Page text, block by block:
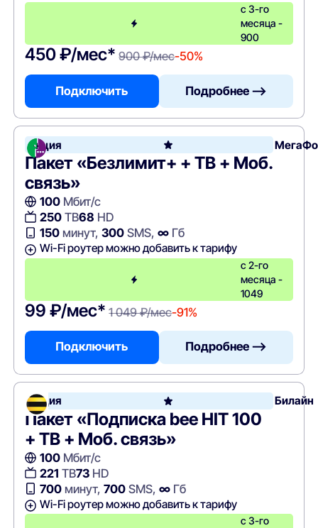
с 3-го
месяца -
900
450 ₽/мес* 900 ₽/мес-50%
Подключить Подробнее —>
Акция
Пакет «Безлимит+ + ТВ + Моб.
связь»
100Мбит/с
250ТВ68 HD
150минут, 300SMS, ∞Гб
Wi-Fi роутер можно добавить к тарифу
с 2-го
месяца -
1049
99 ₽/мес* 1 049 ₽/мес-91%
Подключить Подробнее —>
Акция Билайн
Пакет «Подписка bee HIT 100
+ ТВ + Моб. связь»
100Мбит/с
221 ТВ73HD
700минут, 700SMS, ∞Гб
Wi-Fi роутер можно добавить к тарифу
с 3-го